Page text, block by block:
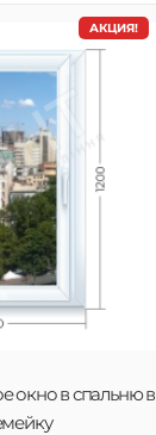
АКЦИЯ!
окно в спальню в